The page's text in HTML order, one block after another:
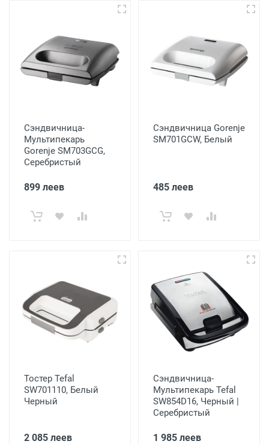
Сэндвичница-
Мультипекарь
Gorenje SM703GCG,
Серебристый
899 леев
Сэндвичница Gorenje
SM701GCW, Белый
485 леев
Тостер Tefal
SW701110, Белый
Черный
2 085 леев
Сэндвичница-
Мультипекарь Tefal
SW854D16, Черный |
Серебристый
1 985 леев